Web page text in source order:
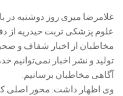
غلامرضا میری روز دوشنبه در
علوم پزشکی تربت حیدریه از
مخاطبان از اخبار شفاف و
تولید و نشر اخبار
آگاهی مخاطبان برسانیم.
وی اظهار داشت: محور اصلی